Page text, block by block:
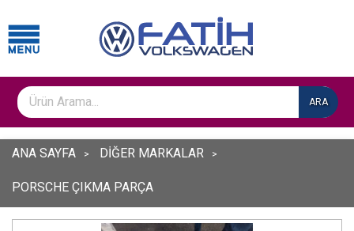
ARA
ANA SAYFA DİĞER MARKALAR
PORSCHE ÇIKMA PARÇA